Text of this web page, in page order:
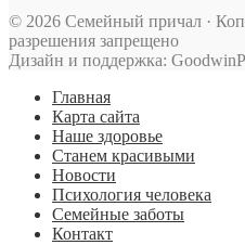
© 2026 Семейный причал ·
разрешения запрещено
Дизайн и поддержка:
Главная
Карта сайта
Наше здоровье
Станем красивыми
Новости
Психология человека
Семейные заботы
Контакт